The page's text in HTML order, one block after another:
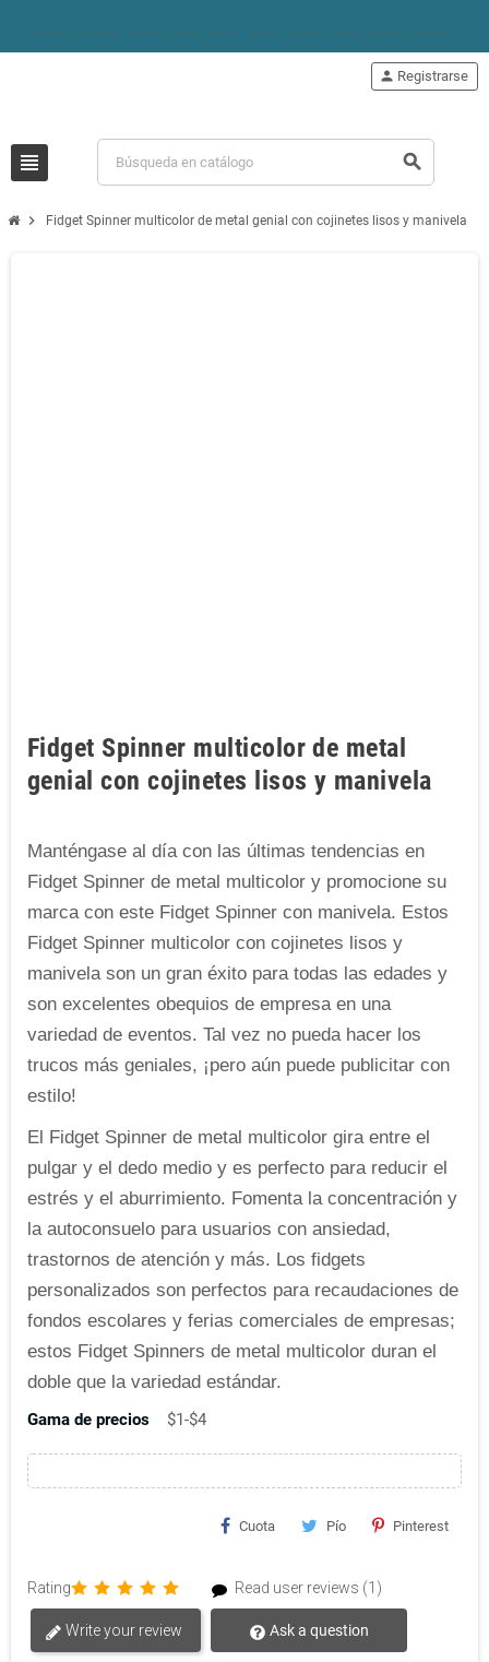
view_headline search
person Registrarse
chevron_right Fidget Spinner multicolor de metal genial con cojinetes lisos y manivela
Fidget Spinner multicolor de metal
genial con cojinetes lisos y manivela
Manténgase al día con las últimas tendencias en
Fidget Spinner de metal multicolor y promocione su
marca con este Fidget Spinner con manivela. Estos
Fidget Spinner multicolor con cojinetes lisos y
manivela son un gran éxito para todas las edades y
son excelentes obequios de empresa en una
variedad de eventos. Tal vez no pueda hacer los
trucos más geniales, ¡pero aún puede publicitar con
estilo!
El Fidget Spinner de metal multicolor gira entre el
pulgar y el dedo medio y es perfecto para reducir el
estrés y el aburrimiento. Fomenta la concentración y
la autoconsuelo para usuarios con ansiedad,
trastornos de atención y más. Los fidgets
personalizados son perfectos para recaudaciones de
fondos escolares y ferias comerciales de empresas;
estos Fidget Spinners de metal multicolor duran el
doble que la variedad estándar.
Gama de precios $1-$4
Cuota Pío Pinterest
Rating Read user reviews (1)
Write your review Ask a question